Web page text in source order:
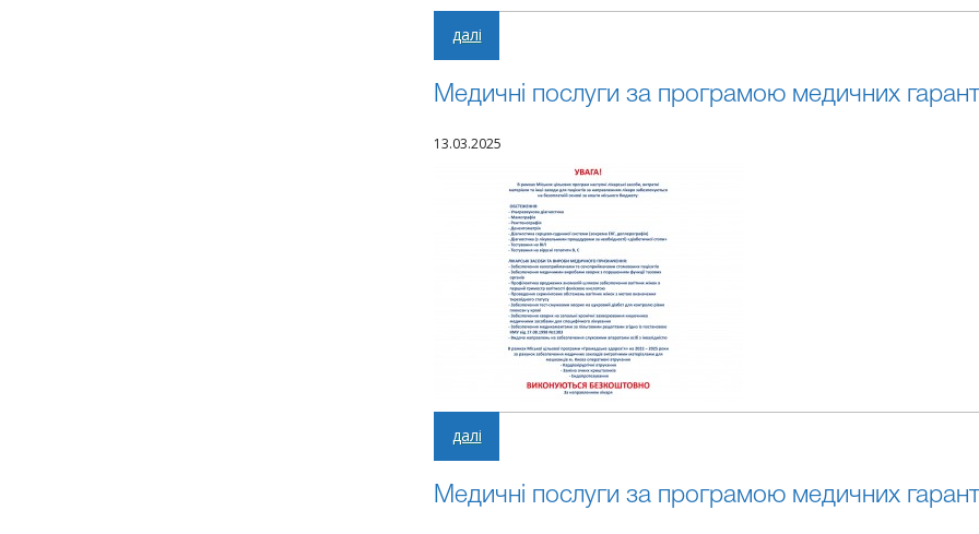
далі
Медичні послуги за програмою медичних
13.03.2025
далі
Медичні послуги за програмою медичних